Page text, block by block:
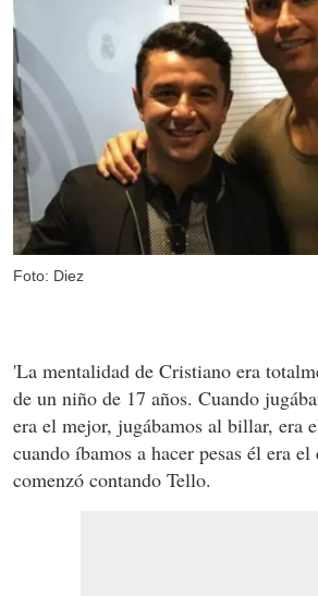
Foto: Diez
'La mentalidad de Cristiano era
de un niño de 17 años. Cuando
era el mejor, jugábamos al billar, era
cuando íbamos a hacer pesas él era el
comenzó contando Tello.